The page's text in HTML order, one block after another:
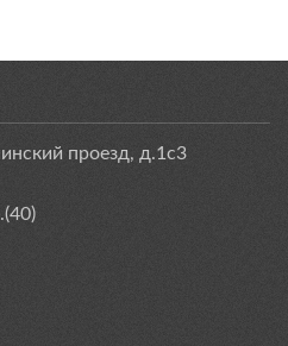
проезд, д.1с3